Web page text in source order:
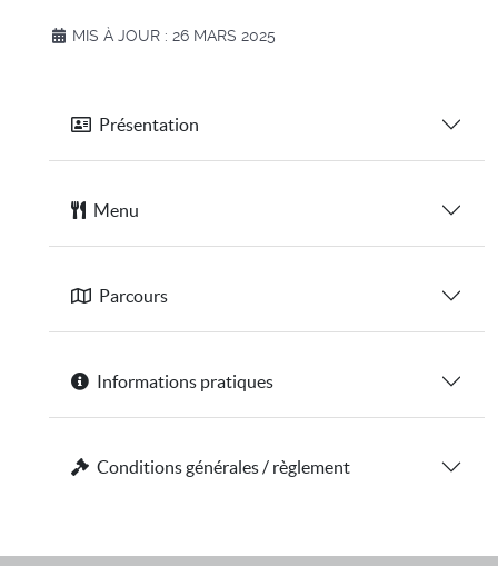
MIS À JOUR : 26 MARS 2025
Présentation
Menu
Parcours
Informations pratiques
Conditions générales / règlement